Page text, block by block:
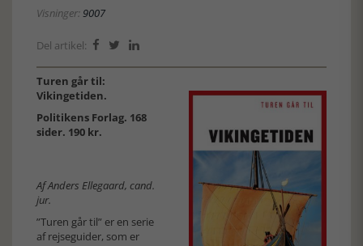
Visninger:9007
Del artikel:   
Turen går til:
Vikingetiden.
Politikens Forlag. 168
sider. 190 kr.
Af Anders Ellegaard, cand.
jur.
”Turen går til” er en serie
af rejseguider, som er